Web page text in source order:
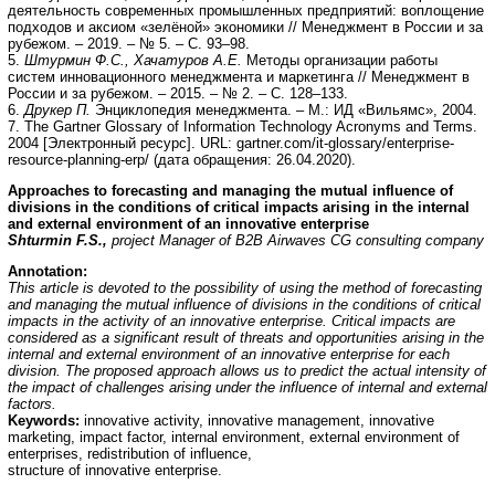
деятельность современных промышленных предприятий: воплощение
подходов и аксиом «зелёной» экономики // Менеджмент в России и за
рубежом. – 2019. – № 5. – С. 93–98.
5. Штурмин Ф.С., Хачатуров А.Е. Методы организации работы
систем инновационного менеджмента и маркетинга // Менеджмент в
России и за рубежом. – 2015. – № 2. – С. 128–133.
6. Друкер П. Энциклопедия менеджмента. – М.: ИД «Вильямс», 2004.
7. The Gartner Glossary of Information Technology Acronyms and Terms.
2004 [Электронный ресурс]. URL: gartner.com/it-glossary/enterprise-
resource-planning-erp/ (дата обращения: 26.04.2020).
Approaches to forecasting and managing the mutual influence of
divisions in the conditions of critical impacts arising in the internal
and external environment of an innovative enterprise
Shturmin F.S., project Manager of B2B Airwaves CG consulting company
Annotation:
This article is devoted to the possibility of using the method of forecasting
and managing the mutual influence of divisions in the conditions of critical
impacts in the activity of an innovative enterprise. Critical impacts are
considered as a significant result of threats and opportunities arising in the
internal and external environment of an innovative enterprise for each
division. The proposed approach allows us to predict the actual intensity of
the impact of challenges arising under the influence of internal and external
factors.
Keywords: innovative activity, innovative management, innovative
marketing, impact factor, internal environment, external environment of
enterprises, redistribution of influence,
structure of innovative enterprise.